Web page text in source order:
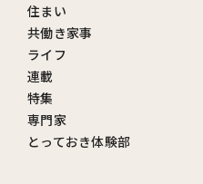
住まい
共働き家事
ライフ
連載
特集
専門家
とっておき体験部